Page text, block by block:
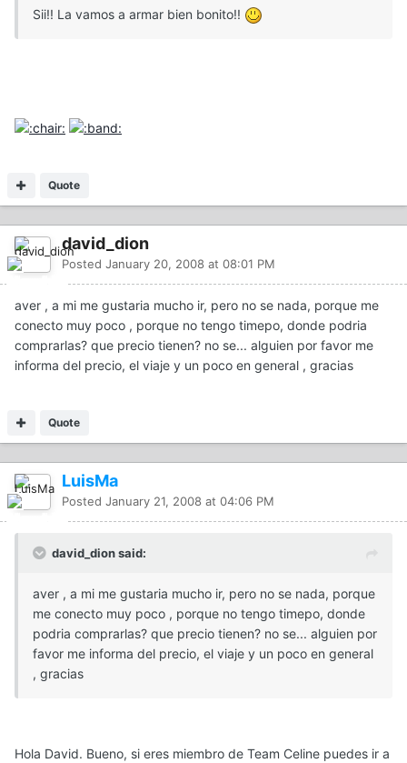
Sii!! La vamos a armar bien bonito!!
Quote
david_dion
Posted January 20, 2008 at 08:01 PM
aver , a mi me gustaria mucho ir, pero no se nada, porque me
conecto muy poco , porque no tengo timepo, donde podria
comprarlas? que precio tienen? no se... alguien por favor me
informa del precio, el viaje y un poco en general , gracias
Quote
LuisMa
Posted January 21, 2008 at 04:06 PM
david_dion said:
aver , a mi me gustaria mucho ir, pero no se nada, porque
me conecto muy poco , porque no tengo timepo, donde
podria comprarlas? que precio tienen? no se... alguien por
favor me informa del precio, el viaje y un poco en general
, gracias
Hola David. Bueno, si eres miembro de Team Celine puedes ir a